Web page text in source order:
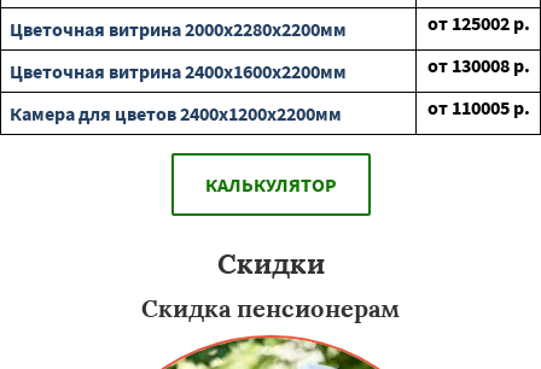
Цветочная витрина 2000х2280х2200мм
от 125002 р.
Цветочная витрина 2400х1600х2200мм
от 130008 р.
Камера для цветов 2400х1200х2200мм
от 110005 р.
КАЛЬКУЛЯТОР
Скидки
Скидка пенсионерам